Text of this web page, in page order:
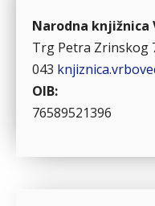
Narodna knjižnica
Trg Petra Zrinskog
043
OIB:
76589521396